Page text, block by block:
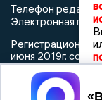
Телефон
Электронная
июня 2019г.
выдана
информационных